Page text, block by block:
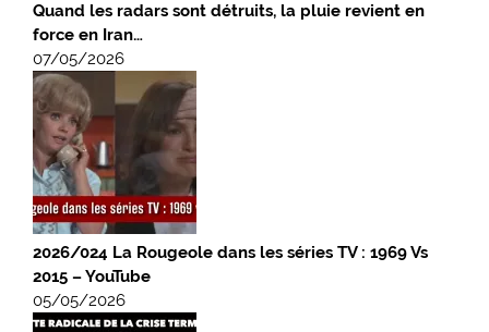
Quand les radars sont détruits, la pluie revient en
force en Iran…
07/05/2026
2026/024 La Rougeole dans les séries TV : 1969 Vs
2015 – YouTube
05/05/2026